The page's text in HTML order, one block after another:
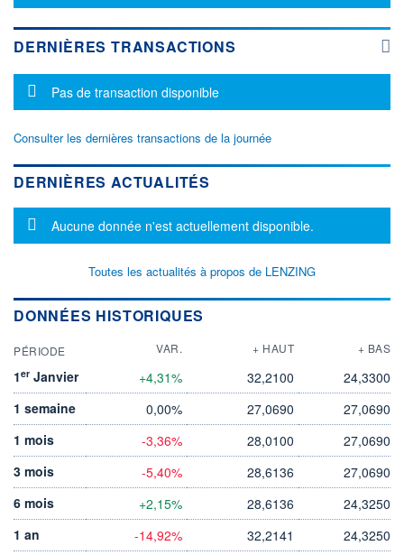
DERNIÈRES TRANSACTIONS
Message d'information
Pas de transaction disponible
Consulter les dernières transactions de la journée
DERNIÈRES ACTUALITÉS
Message d'information
Aucune donnée n'est actuellement disponible.
Toutes les actualités à propos de LENZING
DONNÉES HISTORIQUES
PÉRIODE VAR. + HAUT + BAS
1er Janvier +4,31% 32,2100
24,3300
1 semaine
0,00% 27,0690
27,0690
1 mois
-3,36% 28,0100
27,0690
3 mois
-5,40% 28,6136
27,0690
6 mois
+2,15% 28,6136
24,3250
1 an
-14,92% 32,2141
24,3250